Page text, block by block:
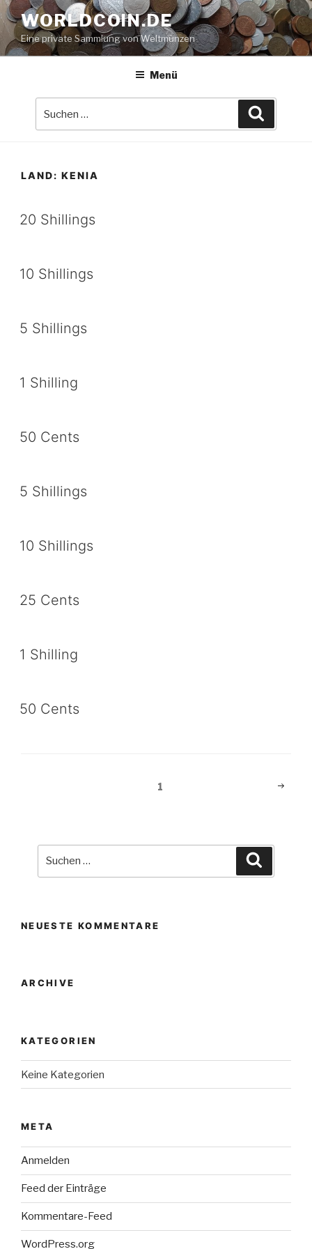
Zum
Inhalt
springen
WORLDCOIN.DE
Eine private Sammlung von Weltmünzen
Menü
LAND: KENIA
20 Shillings
10 Shillings
5 Shillings
1 Shilling
50 Cents
5 Shillings
10 Shillings
25 Cents
1 Shilling
50 Cents
1
NEUESTE KOMMENTARE
ARCHIVE
KATEGORIEN
Keine Kategorien
META
Anmelden
Feed der Einträge
Kommentare-Feed
WordPress.org